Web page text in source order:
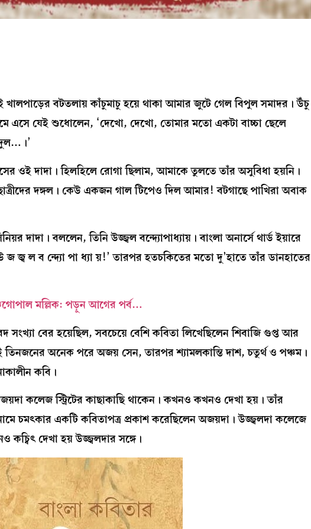
খালপাড়ের বটতলায় কাঁচুমাচু হয়ে থাকা আমার জুটে গেল বিপুল সমাদর। উঁচু
এসে যেই শুধোলেন, ‘দেখো, দেখো, তোমার মতো একটা বাচ্চা ছেলে
ওই দাদা। হিলহিলে রোগা ছিলাম, আমাকে তুলতে তাঁর অসুবিধা হয়নি।
দঙ্গল। কেউ একজন গাল টিপেও দিল আমার! বটগাছে পাখিরা অবাক
দাদা। বললেন, তিনি উজ্জ্বল বন্দ‍্যোপাধ‍্যায়। বাংলা অনার্সে থার্ড ইয়ারে
জ্ব ল ব ন্দ‍্যো পা ধ‍্যা য়!’ তারপর হতচকিতের মতো দু’হাতে তাঁর ডানহাতের
মল্লিক: পড়ুন আগের পর্ব…
সংখ‍্যা বের হয়েছিল, সবচেয়ে বেশি কবিতা লিখেছিলেন শিবাজি গুপ্ত আর
তিনজনের অনেক পরে অজয় সেন, তারপর শ‍্যামলকান্তি দাশ, চতুর্থ ও পঞ্চম।
কবি।
কলেজ স্ট্রিটের কাছাকাছি থাকেন। কখনও কখনও দেখা হয়। তাঁর
চমৎকার একটি কবিতাপত্র প্রকাশ করেছিলেন অজয়দা। উজ্জ্বলদা কলেজে
দেখা হয় উজ্জ্বলদার সঙ্গে।